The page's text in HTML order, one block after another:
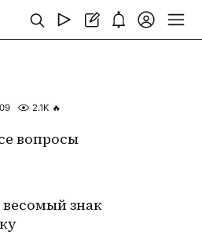
2.1K 🔥
вопросы
знак